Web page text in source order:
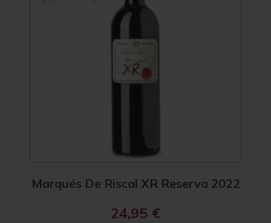
Marqués De Riscal XR Reserva 2022
24,95 €